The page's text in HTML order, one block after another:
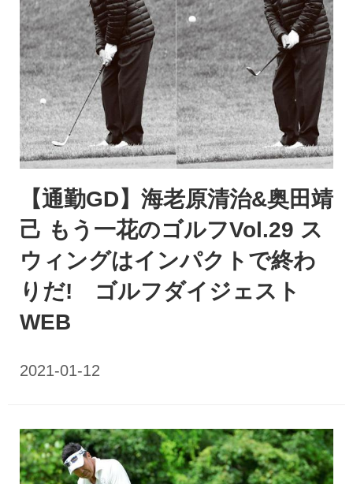
【通勤GD】海老原清治&奥田靖
己 もう一花のゴルフVol.29 ス
ウィングはインパクトで終わ
りだ! ゴルフダイジェスト
WEB